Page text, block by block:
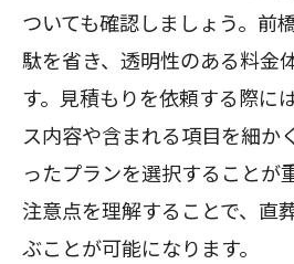
ついても確認しましょう。前
駄を省き、透明性のある料金
す。見積もりを依頼する際に
ス内容や含まれる項目を細か
ったプランを選択することが
注意点を理解することで、直
ぶことが可能になります。